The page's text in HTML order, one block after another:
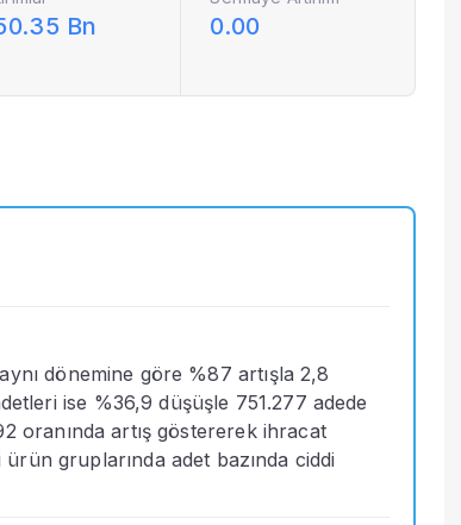
Bn 0.00
dönemine göre %87 artışla 2,8
ise %36,9 düşüşle 751.277 adede
oranında artış göstererek ihracat
gruplarında adet bazında ciddi